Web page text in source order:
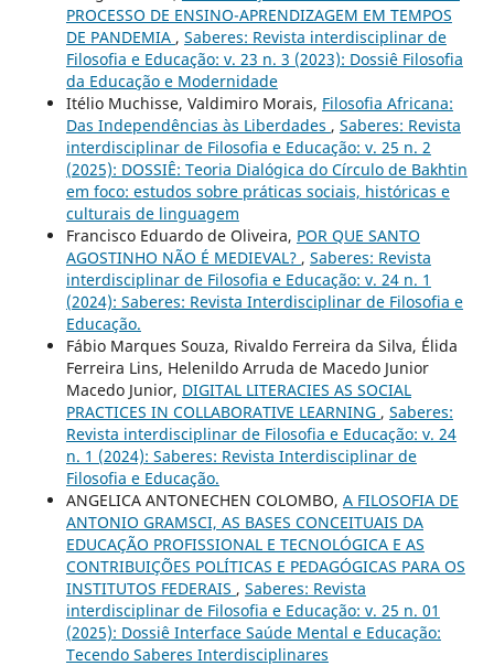
PROCESSO DE ENSINO-APRENDIZAGEM EM TEMPOS
DE PANDEMIA , Saberes: Revista interdisciplinar de
Filosofia e Educação: v. 23 n. 3 (2023): Dossiê Filosofia
da Educação e Modernidade
Itélio Muchisse, Valdimiro Morais, Filosofia Africana:
Das Independências às Liberdades , Saberes: Revista
interdisciplinar de Filosofia e Educação: v. 25 n. 2
(2025): DOSSIÊ: Teoria Dialógica do Círculo de Bakhtin
em foco: estudos sobre práticas sociais, históricas e
culturais de linguagem
Francisco Eduardo de Oliveira, POR QUE SANTO
AGOSTINHO NÃO É MEDIEVAL? , Saberes: Revista
interdisciplinar de Filosofia e Educação: v. 24 n. 1
(2024): Saberes: Revista Interdisciplinar de Filosofia e
Educação.
Fábio Marques Souza, Rivaldo Ferreira da Silva, Élida
Ferreira Lins, Helenildo Arruda de Macedo Junior
Macedo Junior, DIGITAL LITERACIES AS SOCIAL
PRACTICES IN COLLABORATIVE LEARNING , Saberes:
Revista interdisciplinar de Filosofia e Educação: v. 24
n. 1 (2024): Saberes: Revista Interdisciplinar de
Filosofia e Educação.
ANGELICA ANTONECHEN COLOMBO, A FILOSOFIA DE
ANTONIO GRAMSCI, AS BASES CONCEITUAIS DA
EDUCAÇÃO PROFISSIONAL E TECNOLÓGICA E AS
CONTRIBUIÇÕES POLÍTICAS E PEDAGÓGICAS PARA OS
INSTITUTOS FEDERAIS , Saberes: Revista
interdisciplinar de Filosofia e Educação: v. 25 n. 01
(2025): Dossiê Interface Saúde Mental e Educação:
Tecendo Saberes Interdisciplinares